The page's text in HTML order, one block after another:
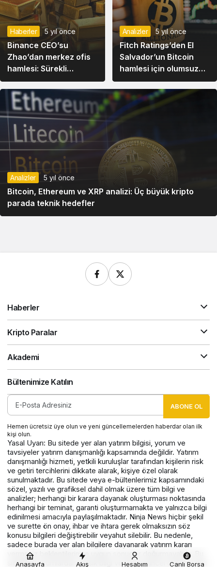
Haberler 5 yıl önce
Binance CEO’su
Zhao’dan merkez ofis
hamlesi: Sürekli
regülasyonları
düşünüyorum
Analizler 5 yıl önce
Fitch Ratings’den El
Salvador’un Bitcoin
hamlesi için olumsuz
yorum
Analizler 5 yıl önce
Bitcoin, Ethereum ve XRP analizi: Üç büyük kripto
parada teknik hedefler
Anasayfa Akış Hesabım Canlı Borsa
Haberler
Kripto Paralar
Akademi
Bültenimize Katılın
ABONE OL
Hemen ücretsiz üye olun ve yeni güncellemelerden haberdar olan ilk
kişi olun.
Yasal Uyarı: Bu sitede yer alan yatırım bilgisi, yorum ve
tavsiyeler yatırım danışmanlığı kapsamında değildir. Yatırım
danışmanlığı hizmeti, yetkili kuruluşlar tarafından kişilerin risk
ve getiri tercihlerini dikkate alarak, kişiye özel olarak
sunulmaktadır. Bu sitede veya e-bültenlerimiz kapsamındaki
sözel, yazılı ve grafiksel dahil olmak üzere tüm bilgi ve
analizler; herhangi bir karara dayanak oluşturması noktasında
herhangi bir teminat, garanti oluşturmamakta ve yalnızca bilgi
edinilmesi amacıyla paylaşılmaktadır. Ninja News hiçbir şekil
ve surette ön onay, ihbar ve ihtara gerek olmaksızın söz
konusu bilgileri değiştirebilir veyahut silebilir. Bu nedenle,
sadece burada yer alan bilgilere dayanarak yatırım kararı
vermeniz beklentilerinize uygun sonuçlar doğurmayabilir. Bu
sitedeki yorumlardan, eksik bilgi ve/veya güncel olmama gibi